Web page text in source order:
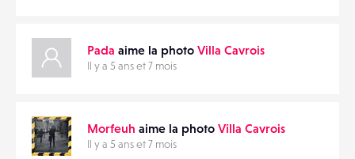
ÉVÉNEMENTS
Pada aime la photo Villa Cavrois
Il y a 5 ans et 7 mois
Morfeuh aime la photo Villa Cavrois
Il y a 5 ans et 7 mois